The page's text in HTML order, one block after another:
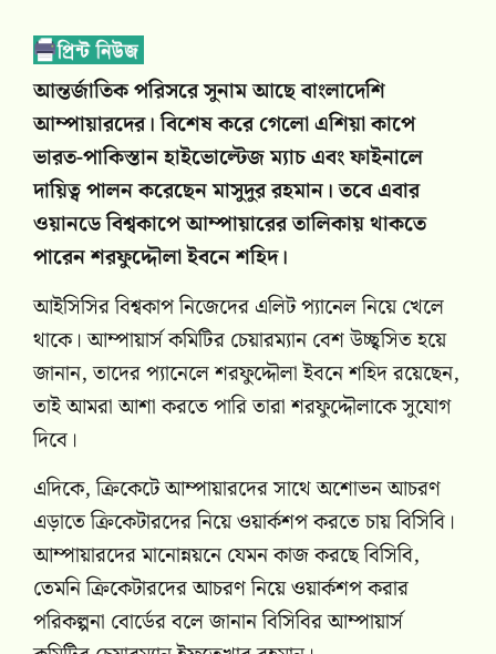
আন্তর্জাতিক পরিসরে সুনাম আছে বাংলাদেশি
আম্পায়ারদের। বিশেষ করে গেলো এশিয়া কাপে
ভারত-পাকিস্তান হাইভোল্টেজ ম্যাচ এবং ফাইনালে
দায়িত্ব পালন করেছেন মাসুদুর রহমান। তবে এবার
ওয়ানডে বিশ্বকাপে আম্পায়ারের তালিকায় থাকতে
পারেন শরফুদ্দৌলা ইবনে শহিদ।
আইসিসির বিশ্বকাপ নিজেদের এলিট প্যানেল নিয়ে খেলে
থাকে। আম্পায়ার্স কমিটির চেয়ারম্যান বেশ উচ্ছ্বসিত হয়ে
জানান, তাদের প্যানেলে শরফুদ্দৌলা ইবনে শহিদ রয়েছেন,
তাই আমরা আশা করতে পারি তারা শরফুদ্দৌলাকে সুযোগ
দিবে।
এদিকে, ক্রিকেটে আম্পায়ারদের সাথে অশোভন আচরণ
এড়াতে ক্রিকেটারদের নিয়ে ওয়ার্কশপ করতে চায় বিসিবি।
আম্পায়ারদের মানোন্নয়নে যেমন কাজ করছে বিসিবি,
তেমনি ক্রিকেটারদের আচরণ নিয়ে ওয়ার্কশপ করার
পরিকল্পনা বোর্ডের বলে জানান বিসিবির আম্পায়ার্স